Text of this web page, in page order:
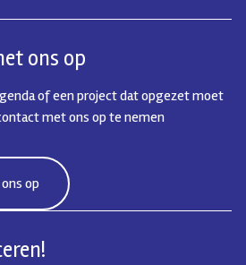
ons op
of een project dat opgezet moet
met ons op te nemen
op